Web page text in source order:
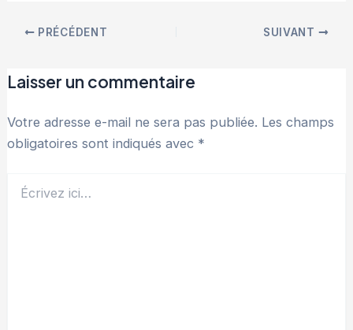
PRÉCÉDENT SUIVANT
Laisser un commentaire
Votre adresse e-mail ne sera pas publiée. Les champs
obligatoires sont indiqués avec *
ici…